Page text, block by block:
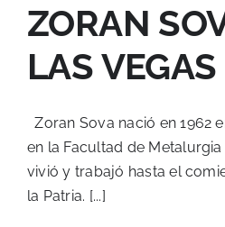
ZORAN
LAS VEGAS
Zoran Sova nació en 1962
en la Facultad de
vivió y trabajó hasta el
la Patria. [...]